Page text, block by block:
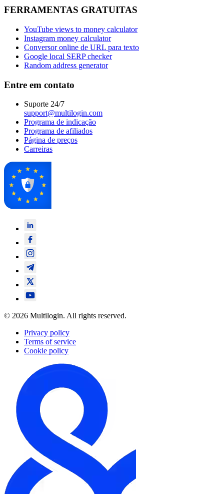
FERRAMENTAS GRATUITAS
YouTube views to money calculator
Instagram money calculator
Conversor online de URL para texto
Google local SERP checker
Random address generator
Entre em contato
Suporte 24/7
support@multilogin.com
Programa de indicação
Programa de afiliados
Página de preços
Carreiras
© 2026 Multilogin. All rights reserved.
Privacy policy
Terms of service
Cookie policy